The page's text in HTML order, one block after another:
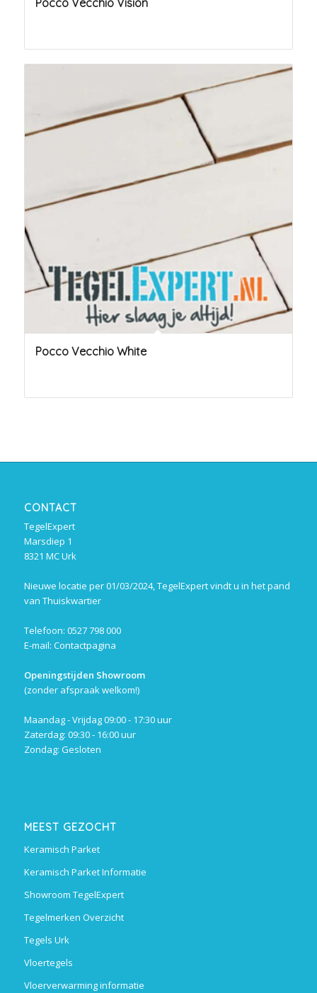
Pocco Vecchio Vision
Pocco Vecchio White
CONTACT
TegelExpert
Marsdiep 1
8321 MC Urk
Nieuwe locatie per 01/03/2024, TegelExpert vindt u in het pand
van Thuiskwartier
Telefoon: 0527 798 000
E-mail: Contactpagina
Openingstijden Showroom
(zonder afspraak welkom!)
Maandag - Vrijdag 09:00 - 17:30 uur
Zaterdag: 09:30 - 16:00 uur
Zondag: Gesloten
MEEST GEZOCHT
Keramisch Parket
Keramisch Parket Informatie
Showroom TegelExpert
Tegelmerken Overzicht
Tegels Urk
Vloertegels
Vloerverwarming informatie